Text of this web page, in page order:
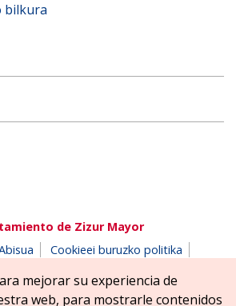
bilkura
de Zizur Mayor
Cookieei buruzko politika
Salaketen postontzia
mejorar su experiencia de
web, para mostrarle contenidos